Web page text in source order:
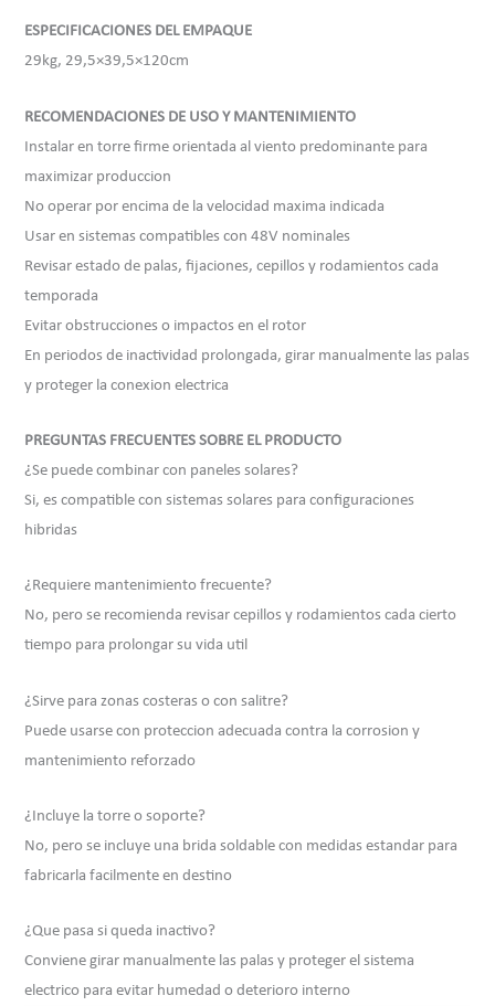
ESPECIFICACIONES DEL EMPAQUE
29kg, 29,5×39,5×120cm
RECOMENDACIONES DE USO Y MANTENIMIENTO
Instalar en torre firme orientada al viento predominante para
maximizar produccion
No operar por encima de la velocidad maxima indicada
Usar en sistemas compatibles con 48V nominales
Revisar estado de palas, fijaciones, cepillos y rodamientos cada
temporada
Evitar obstrucciones o impactos en el rotor
En periodos de inactividad prolongada, girar manualmente las palas
y proteger la conexion electrica
PREGUNTAS FRECUENTES SOBRE EL PRODUCTO
¿Se puede combinar con paneles solares?
Si, es compatible con sistemas solares para configuraciones
hibridas
¿Requiere mantenimiento frecuente?
No, pero se recomienda revisar cepillos y rodamientos cada cierto
tiempo para prolongar su vida util
¿Sirve para zonas costeras o con salitre?
Puede usarse con proteccion adecuada contra la corrosion y
mantenimiento reforzado
¿Incluye la torre o soporte?
No, pero se incluye una brida soldable con medidas estandar para
fabricarla facilmente en destino
¿Que pasa si queda inactivo?
Conviene girar manualmente las palas y proteger el sistema
electrico para evitar humedad o deterioro interno